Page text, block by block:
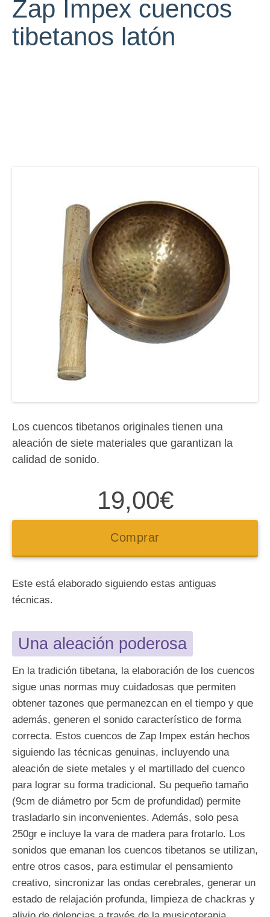
Zap Impex cuencos
tibetanos latón
Los cuencos tibetanos originales tienen una
aleación de siete materiales que garantizan la
calidad de sonido.
19,00€
Comprar
Este está elaborado siguiendo estas antiguas
técnicas.
Una aleación poderosa
En la tradición tibetana, la elaboración de los cuencos
sigue unas normas muy cuidadosas que permiten
obtener tazones que permanezcan en el tiempo y que
además, generen el sonido característico de forma
correcta. Estos cuencos de Zap Impex están hechos
siguiendo las técnicas genuinas, incluyendo una
aleación de siete metales y el martillado del cuenco
para lograr su forma tradicional. Su pequeño tamaño
(9cm de diámetro por 5cm de profundidad) permite
trasladarlo sin inconvenientes. Además, solo pesa
250gr e incluye la vara de madera para frotarlo. Los
sonidos que emanan los cuencos tibetanos se utilizan,
entre otros casos, para estimular el pensamiento
creativo, sincronizar las ondas cerebrales, generar un
estado de relajación profunda, limpieza de chackras y